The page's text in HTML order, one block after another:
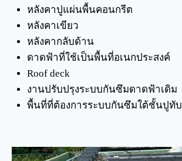
หลังคาปูแผ่นพื้นคอนกรีต
หลังคาเขียว
หลังคากลับด้าน
ดาดฟ้าที่ใช้เป็นพื้นที่อเนกประสงค์
Roof deck
งานปรับปรุงระบบกันซึมดาดฟ้าเดิม
พื้นที่ที่ต้องการระบบกันซึมใต้ชั้นปูทับ